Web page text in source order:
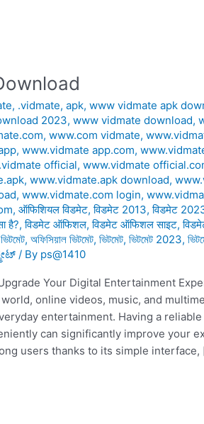
, .vidmate,apk,www vidmate apk
2023,www vidmate download,
,www.com vidmate,
,www.vidmate app.com,
official,www.vidmate
,www.vidmate.apk download,
,www.vidmate.com login,
,ऑफिशियल विडमेट,विडमेट 2013,विडमेट
है?,विडमेट ऑफिशल,विडमेट ऑफिशल साइट,
,অফিসিয়াল ভিটমেট,ভিটমেট,ভিটমেট 2023,
/ By ps@1410
Your Digital Entertainment
online videos, music, and
entertainment. Having a
can significantly improve your
users thanks to its simple interface,